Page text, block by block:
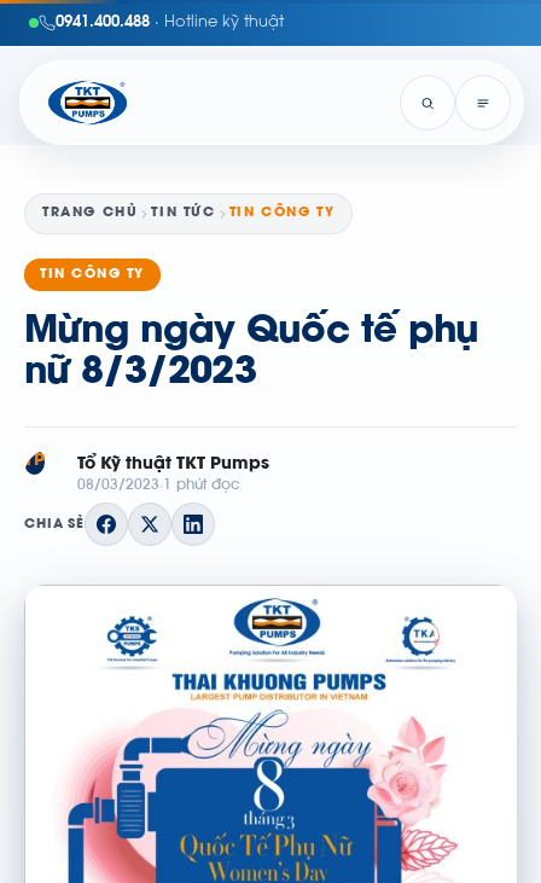
0941.400.488 · Hotline kỹ thuật
TRANG CHỦ TIN TỨC TIN CÔNG TY
TIN CÔNG TY
Mừng ngày Quốc tế phụ
nữ 8/3/2023
TP Tổ Kỹ thuật TKT Pumps
08/03/2023 1 phút đọc
CHIA SẺ